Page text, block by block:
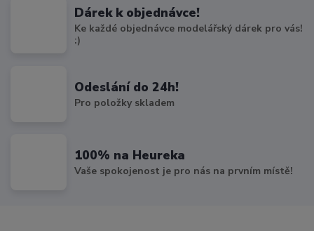
Dárek k objednávce!
Ke každé objednávce modelářský dárek pro vás!
:)
Odeslání do 24h!
Pro položky skladem
100% na Heureka
Vaše spokojenost je pro nás na prvním místě!